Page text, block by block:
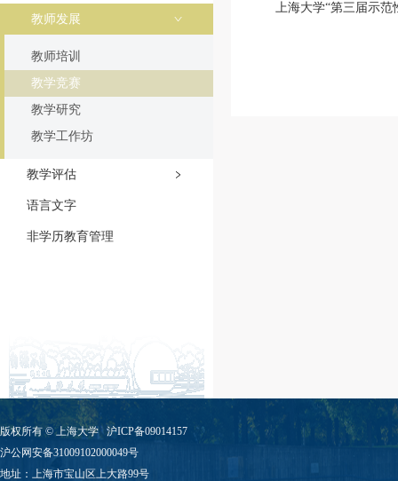
教师发展
教师培训
教学竞赛
教学研究
教学工作坊
教学评估
语言文字
非学历教育管理
上海大学“第三届示范
版权所有 ©上海大学
沪ICP备09014157
沪公网安备31009102000049号
地址：上海市宝山区上大路99号